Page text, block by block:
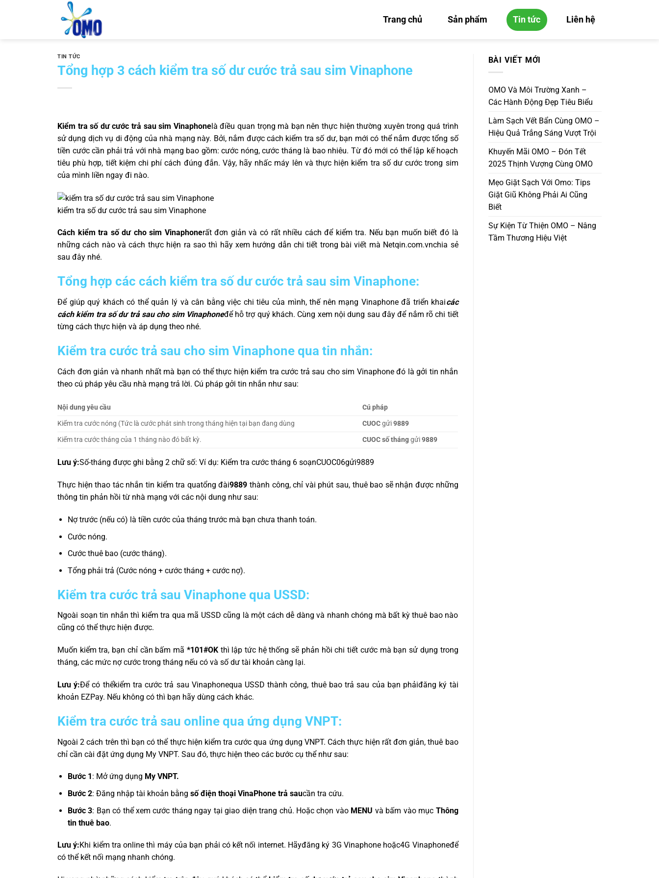
Trang chủ Sản phẩm Tin tức Liên hệ
TIN TỨC
Tổng hợp 3 cách kiểm tra số dư cước trả sau sim Vinaphone
Kiểm tra số dư cước trả sau sim Vinaphonelà điều quan trọng mà bạn nên thực hiện thường xuyên trong quá trình
sử dụng dịch vụ di động của nhà mạng này. Bởi, nắm được cách kiểm tra số dư, bạn mới có thể nắm được tổng số
tiền cước cần phải trả với nhà mạng bao gồm: cước nóng, cước tháng là bao nhiêu. Từ đó mới có thể lập kế hoạch
tiêu phù hợp, tiết kiệm chi phí cách đúng đắn. Vậy, hãy nhấc máy lên và thực hiện kiểm tra số dư cước trong sim
của mình liền ngay đi nào.
kiểm tra số dư cước trả sau sim Vinaphone
Cách kiểm tra số dư cho sim Vinaphonerất đơn giản và có rất nhiều cách để kiểm tra. Nếu bạn muốn biết đó là
những cách nào và cách thực hiện ra sao thì hãy xem hướng dẫn chi tiết trong bài viết mà Netqin.com.vnchia sẻ
sau đây nhé.
Tổng hợp các cách kiểm tra số dư cước trả sau sim Vinaphone:
Để giúp quý khách có thể quản lý và cân bằng việc chi tiêu của mình, thế nên mạng Vinaphone đã triển khaicác
cách kiểm tra số dư trả sau cho sim Vinaphoneđể hỗ trợ quý khách. Cùng xem nội dung sau đây để nắm rõ chi tiết
từng cách thực hiện và áp dụng theo nhé.
Kiểm tra cước trả sau cho sim Vinaphone qua tin nhắn:
Cách đơn giản và nhanh nhất mà bạn có thể thực hiện kiểm tra cước trả sau cho sim Vinaphone đó là gởi tin nhắn
theo cú pháp yêu cầu nhà mạng trả lời. Cú pháp gởi tin nhắn như sau:
Nội dung yêu cầu
Cú pháp
Kiểm tra cước nóng (Tức là cước phát sinh trong tháng hiện tại bạn đang dùng
CUOCgửi9889
Kiểm tra cước tháng của 1 tháng nào đó bất kỳ.
CUOCsố thánggửi9889
Lưu ý:Số-tháng được ghi bằng 2 chữ số: Ví dụ: Kiểm tra cước tháng 6 soạnCUOC06gửi9889
Thực hiện thao tác nhắn tin kiểm tra quatổng đài9889 thành công, chỉ vài phút sau, thuê bao sẽ nhận được những
thông tin phản hồi từ nhà mạng với các nội dung như sau:
Nợ trước (nếu có) là tiền cước của tháng trước mà bạn chưa thanh toán.
Cước nóng.
Cước thuê bao (cước tháng).
Tổng phải trả (Cước nóng + cước tháng + cước nợ).
Kiểm tra cước trả sau Vinaphone qua USSD:
Ngoài soạn tin nhắn thì kiểm tra qua mã USSD cũng là một cách dễ dàng và nhanh chóng mà bất kỳ thuê bao nào
cũng có thể thực hiện được.
Muốn kiểm tra, bạn chỉ cần bấm mã *101#OKthì lập tức hệ thống sẽ phản hồi chi tiết cước mà bạn sử dụng trong
tháng, các mức nợ cước trong tháng nếu có và số dư tài khoản càng lại.
Lưu ý:Để có thểkiểm tra cước trả sau Vinaphonequa USSD thành công, thuê bao trả sau của bạn phảiđăng ký tài
khoản EZPay. Nếu không có thì bạn hãy dùng cách khác.
Kiểm tra cước trả sau online qua ứng dụng VNPT:
Ngoài 2 cách trên thì bạn có thể thực hiện kiểm tra cước qua ứng dụng VNPT. Cách thực hiện rất đơn giản, thuê bao
chỉ cần cài đặt ứng dụng My VNPT. Sau đó, thực hiện theo các bước cụ thể như sau:
Bước 1 : Mở ứng dụng My VNPT.
Bước 2: Đăng nhập tài khoản bằng số điện thoại VinaPhone trả saucần tra cứu.
Bước 3: Bạn có thể xem cước tháng ngay tại giao diện trang chủ. Hoặc chọn vào MENU và bấm vào mục Thông
tin thuê bao.
Lưu ý:Khi kiểm tra online thì máy của bạn phải có kết nối internet. Hãyđăng ký 3G Vinaphone hoặc4G Vinaphoneđể
có thể kết nối mạng nhanh chóng.
BÀI VIẾT MỚI
OMO Và Môi Trường Xanh –
Các Hành Động Đẹp Tiêu Biểu
Làm Sạch Vết Bẩn Cùng OMO –
Hiệu Quả Trắng Sáng Vượt Trội
Khuyến Mãi OMO – Đón Tết
2025 Thịnh Vượng Cùng OMO
Mẹo Giặt Sạch Với Omo: Tips
Giặt Giũ Không Phải Ai Cũng
Biết
Sự Kiện Từ Thiện OMO – Nâng
Tầm Thương Hiệu Việt